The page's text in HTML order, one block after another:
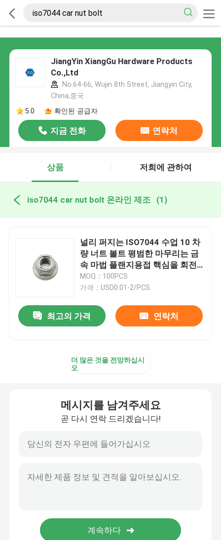
JiangYin XiangGu Hardware Products
Co.,Ltd
No.64-66, Wujin 8th Street, Jiangyin City,
China,중국
5.0
확인된 공급자
지금 전화 연락처
상품 저희에 관하여
iso7044 car nut bolt 온라인 제조 (1)
널리 퍼지는 ISO7044 수업 10 차
량 너트 볼트 평범한 마무리는 금
속 마법 플랜지용접 핵심을 회전시
킵니다
MOQ：100PCS
가격：USD0.01-2/PCS
최고의 가격 연락처
더 많은 것을 전망하십시
오
메시지를 남겨주세요
곧 다시 연락 드리겠습니다!